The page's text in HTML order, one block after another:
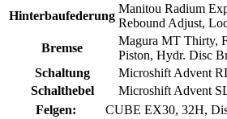
Hinterbaufederung
Manitou Radium
Rebound Adjust,
Bremse
Magura MT Thirty,
Piston, Hydr. Disc
Schaltung
Microshift Advent
Schalthebel
Microshift Advent
Felgen:
CUBE EX30, 32H,